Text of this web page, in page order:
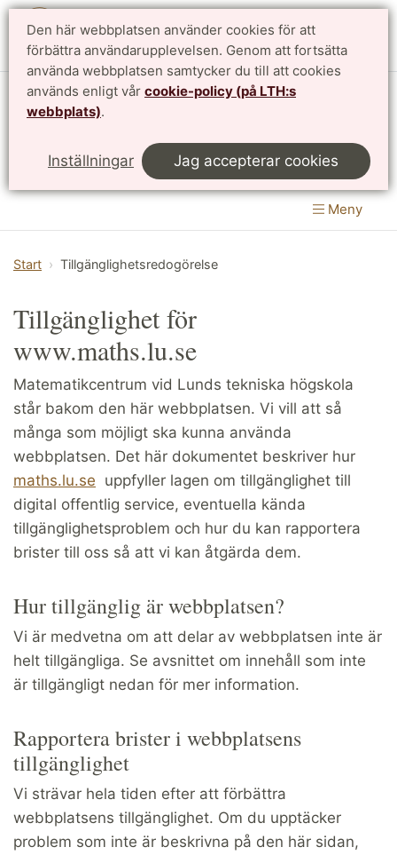
Den här webbplatsen använder cookies för att
förbättra användarupplevelsen. Genom att fortsätta
använda webbplatsen samtycker du till att cookies
används enligt vår cookie-policy (på LTH:s
webbplats).
Inställningar Jag accepterar cookies
Matematikcentrum
LTH, Lunds Tekniska Högskola&
Naturvetenskapliga fakulteten
Meny
Start Tillgänglighetsredogörelse
Tillgänglighet för
www.maths.lu.se
Matematikcentrum vid Lunds tekniska högskola
står bakom den här webbplatsen. Vi vill att så
många som möjligt ska kunna använda
webbplatsen. Det här dokumentet beskriver hur
maths.lu.se uppfyller lagen om tillgänglighet till
digital offentlig service, eventuella kända
tillgänglighetsproblem och hur du kan rapportera
brister till oss så att vi kan åtgärda dem.
Hur tillgänglig är webbplatsen?
Vi är medvetna om att delar av webbplatsen inte är
helt tillgängliga. Se avsnittet om innehåll som inte
är tillgängligt nedan för mer information.
Rapportera brister i webbplatsens
tillgänglighet
Vi strävar hela tiden efter att förbättra
webbplatsens tillgänglighet. Om du upptäcker
problem som inte är beskrivna på den här sidan,